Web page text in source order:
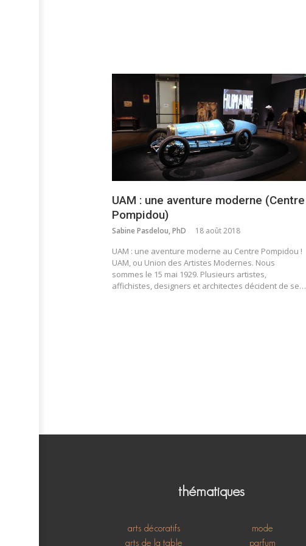
UAM : une aventure moderne (Centre
Pompidou)
Sabine Pasdelou, PhD 18 août 2018
UAM : une aventure moderne au Centre Pompidou !
UAM, ou Union des Artistes Modernes. Nous
sommes le 15 mai 1929. Plusieurs artistes,
affichistes, designers et architectes décident de se…
thématiques
arts décoratifs
arts de la table
mode
parfum